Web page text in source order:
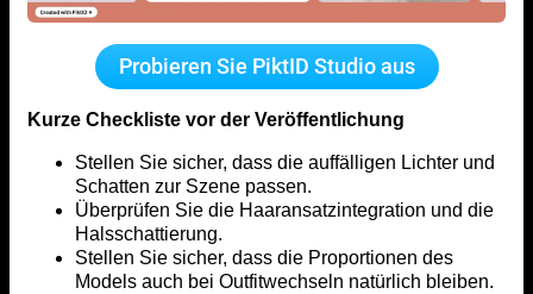
Probieren Sie PiktID Studio aus
Kurze Checkliste vor der Veröffentlichung
Stellen Sie sicher, dass die auffälligen Lichter und
Schatten zur Szene passen.
Überprüfen Sie die Haaransatzintegration und die
Halsschattierung.
Stellen Sie sicher, dass die Proportionen des
Models auch bei Outfitwechseln natürlich bleiben.